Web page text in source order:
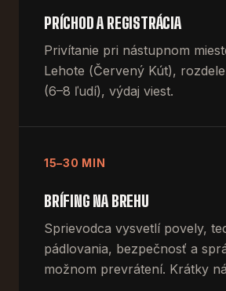
PRÍCHOD A REGISTRÁCIA
Privítanie pri nástupnom
Lehote (Červený Kút),
(6–8 ľudí), výdaj viest.
15–30 MIN
BRÍFING NA BREHU
Sprievodca vysvetlí povely,
pádlovania, bezpečnosť a
možnom prevrátení. Krátky